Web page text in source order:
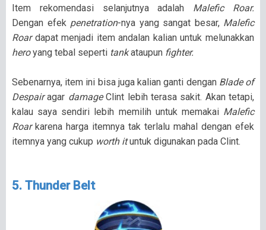
Item rekomendasi selanjutnya adalah Malefic Roar.
Dengan efek penetration-nya yang sangat besar, Malefic
Roardapat menjadi item andalan kalian untuk melunakkan
heroyang tebal seperti tankataupun fighter.
Sebenarnya, item ini bisa juga kalian ganti dengan Blade of
Despairagar damageClint lebih terasa sakit. Akan tetapi,
kalau saya sendiri lebih memilih untuk memakai Malefic
Roarkarena harga itemnya tak terlalu mahal dengan efek
itemnya yang cukup worth ituntuk digunakan pada Clint.
5. Thunder Belt